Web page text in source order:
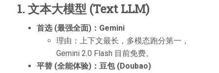
1. 文本大模型 (Text LLM)
首选 (最强全面)：Gemini
理由：上下文最长，多模态跑分第一，
Gemini 2.0 Flash 目前免费。
平替 (全能体验)：豆包 (Doubao)